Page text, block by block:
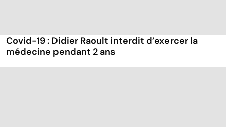
Covid-19 : Didier Raoult interdit d’exercer la
médecine pendant 2 ans